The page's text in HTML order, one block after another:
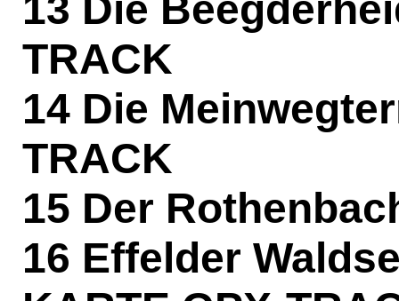
TRACK
14 Die
TRACK
15 Der
16 Effelder